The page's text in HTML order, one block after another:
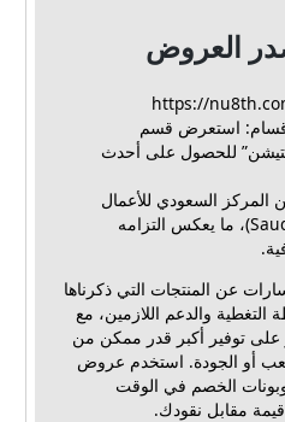
العروض
استعرض قسم
للحصول على أحدث
السعودي للأعمال
(Saudi Business Center)، ما يعكس التزامه
عن المنتجات التي ذكرناها
والدعم اللازمين، مع
توفير أكبر قدر ممكن من
أو الجودة. استخدم عروض
الخصم في الوقت
مقابل نقودك.